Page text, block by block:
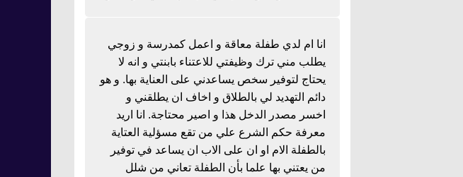
انا ام لدي طفلة معاقة و اعمل كمدرسة و زوجي
يطلب مني ترك وظيفتي للاعتناء بابنتي و انه لا
يحتاج لتوفير سخص يساعدني على العناية بها. و هو
دائم التهديد لي بالطلاق و اخاف ان يطلقني و
اخسر مصدر الدخل هذا و اصير محتاجة. انا اريد
معرفة حكم الشرع علي من تقع مسؤلية العتاية
بالطفلة الام او ان على الاب ان يساعد في توفير
من يعتني بها علما بأن الطفلة تعاني من شلل